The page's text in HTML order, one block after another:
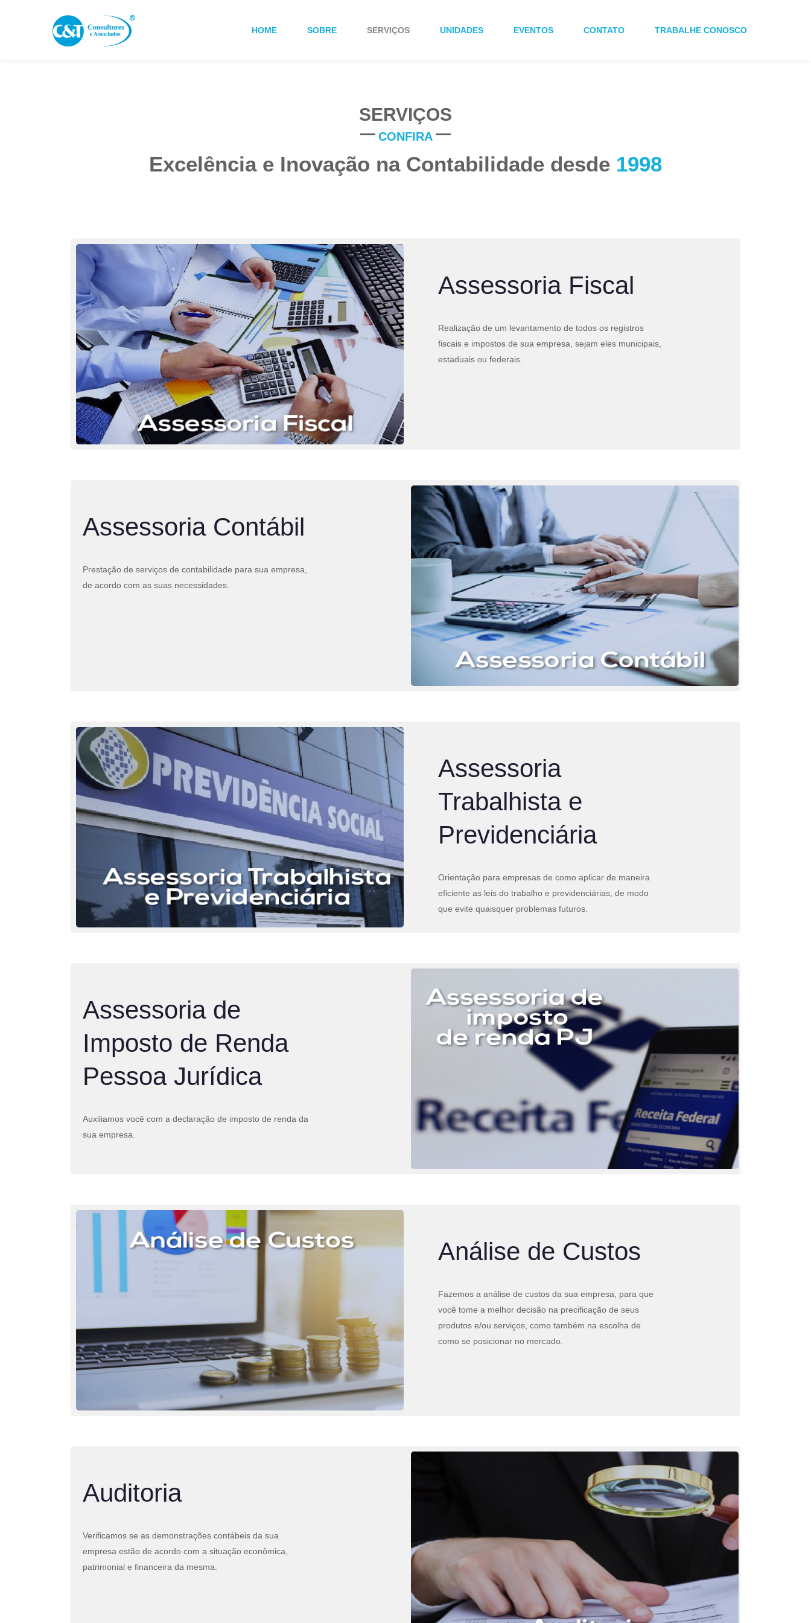
HOME SOBRE SERVIÇOS UNIDADES EVENTOS CONTATO TRABALHE CONOSCO
SERVIÇOS
Excelência e Inovação na Contabilidade desde 1998
Assessoria Fiscal
Realização de um levantamento de todos os registros
fiscais e impostos de sua empresa, sejam eles municipais,
estaduais ou federais.
Assessoria Contábil
Prestação de serviços de contabilidade para sua empresa,
de acordo com as suas necessidades.
Assessoria
Trabalhista e
Previdenciária
Orientação para empresas de como aplicar de maneira
eficiente as leis do trabalho e previdenciárias, de modo
que evite quaisquer problemas futuros.
Assessoria de
Imposto de Renda
Pessoa Jurídica
Auxiliamos você com a declaração de imposto de renda da
sua empresa.
Análise de Custos
Fazemos a análise de custos da sua empresa, para que
você tome a melhor decisão na precificação de seus
produtos e/ou serviços, como também na escolha de
como se posicionar no mercado.
Auditoria
Verificamos se as demonstrações contábeis da sua
empresa estão de acordo com a situação econômica,
patrimonial e financeira da mesma.